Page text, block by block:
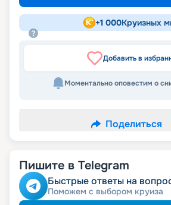
+1 000Круизных
Добавить в
Моментально оповестим о
Поделиться
Пишите в Telegram
Быстрые ответы на
Поможем с выбором круиза